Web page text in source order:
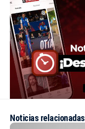
Noticias relacionadas